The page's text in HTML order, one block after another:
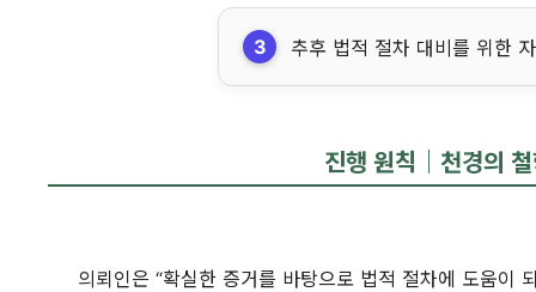
추후 법적 절차 대비를 위한
진행 원칙｜천경의
의뢰인은 “확실한 증거를 바탕으로 법적 절차에 도움이